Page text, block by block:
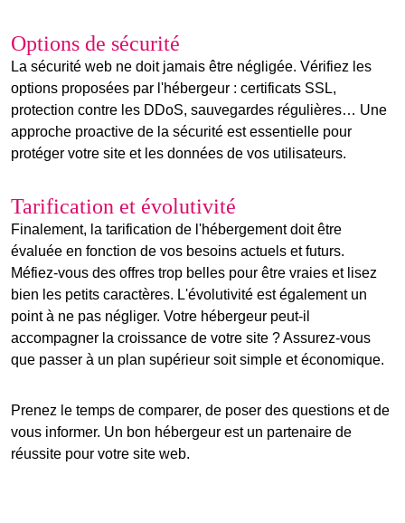
Options de sécurité
La sécurité web ne doit jamais être négligée. Vérifiez les
options proposées par l'hébergeur : certificats SSL,
protection contre les DDoS, sauvegardes régulières… Une
approche proactive de la sécurité est essentielle pour
protéger votre site et les données de vos utilisateurs.
Tarification et évolutivité
Finalement, la tarification de l'hébergementdoit être
évaluée en fonction de vos besoins actuels et futurs.
Méfiez-vous des offres trop belles pour être vraies et lisez
bien les petits caractères. L'évolutivité est également un
point à ne pas négliger. Votre hébergeur peut-il
accompagner la croissance de votre site ? Assurez-vous
que passer à un plan supérieur soit simple et économique.
Prenez le temps de comparer, de poser des questions et de
vous informer. Un bon hébergeur est un partenaire de
réussite pour votre site web.